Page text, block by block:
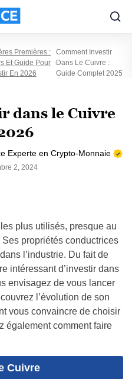
Premières :
Et Guide Pour
En 2026
Comment Investir
Dans Le Cuivre :
Guide Complet 2025
dans le Cuivre
Experte en Crypto-Monnaie
2, 2024
plus utilisés, presque au
Ses propriétés conductrices
l’industrie. Du fait de
intéressant d’investir dans
envisagez de vous lancer
l’évolution de son
vous convaincre de choisir
également comment faire
Cuivre